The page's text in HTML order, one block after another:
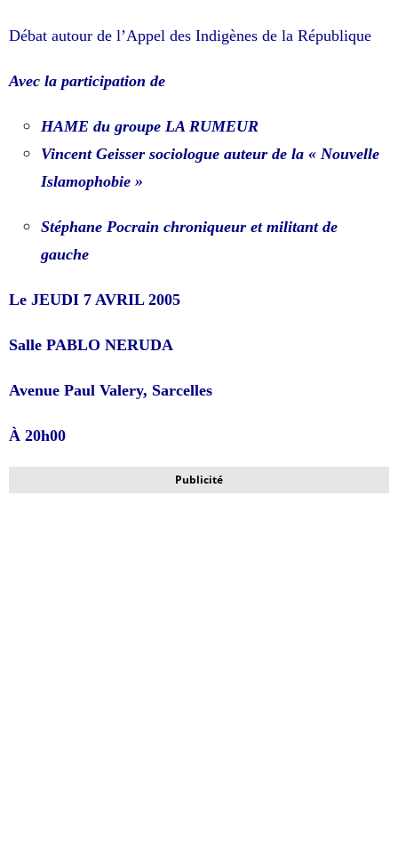
Débat autour de l’Appel des Indigènes de la République
Avec la participation de
HAME du groupe LA RUMEUR
Vincent Geisser sociologue auteur de la « Nouvelle
Islamophobie »
Stéphane Pocrain chroniqueur et militant de
gauche
Le JEUDI 7 AVRIL 2005
Salle PABLO NERUDA
Avenue Paul Valery, Sarcelles
À 20h00
Publicité